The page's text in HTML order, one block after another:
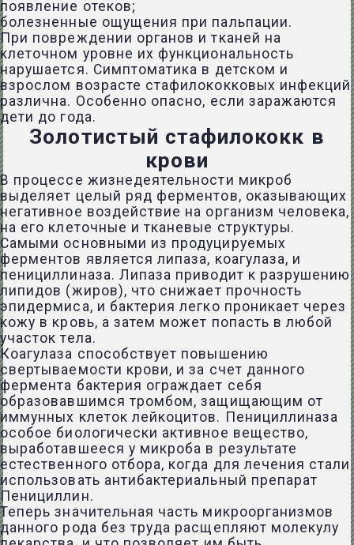
появление отеков;
болезненные ощущения при пальпации.
При повреждении органов и тканей на
клеточном уровне их функциональность
нарушается. Симптоматика в детском и
взрослом возрасте стафилококковых инфекций
различна. Особенно опасно, если заражаются
дети до года.
Золотистый стафилококк в
крови
В процессе жизнедеятельности микроб
выделяет целый ряд ферментов, оказывающих
негативное воздействие на организм человека,
на его клеточные и тканевые структуры.
Самыми основными из продуцируемых
ферментов является липаза, коагулаза, и
пенициллиназа. Липаза приводит к разрушению
липидов (жиров), что снижает прочность
эпидермиса, и бактерия легко проникает через
кожу в кровь, а затем может попасть в любой
участок тела.
Коагулаза способствует повышению
свертываемости крови, и за счет данного
фермента бактерия ограждает себя
образовавшимся тромбом, защищающим от
иммунных клеток лейкоцитов. Пенициллиназа
особое биологически активное вещество,
выработавшееся у микроба в результате
естественного отбора, когда для лечения стали
использовать антибактериальный препарат
Пенициллин.
Теперь значительная часть микроорганизмов
данного рода без труда расщепляют молекулу